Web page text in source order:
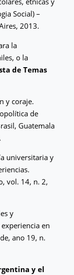
Social) –
2013.
la
o la
de Temas
y coraje.
de
Guatemala
universitaria y
vol. 14, n. 2,
y
en
ano 19, n.
y el